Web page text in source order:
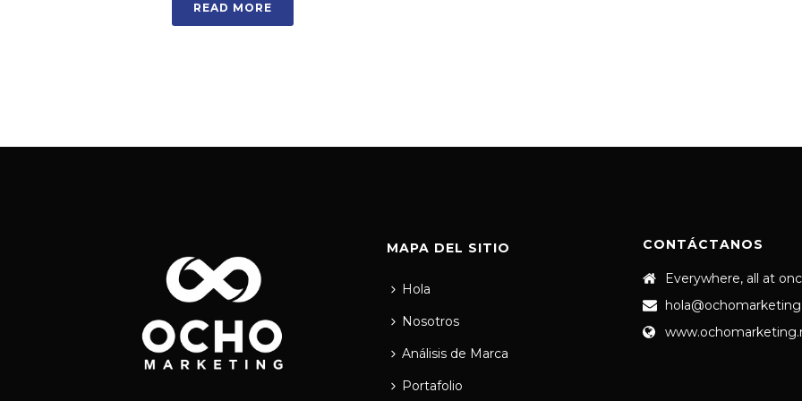
READ MORE
MAPA DEL SITIO
Hola
Nosotros
Análisis de Marca
Portafolio
CONTÁCTANOS
Everywhere, all at